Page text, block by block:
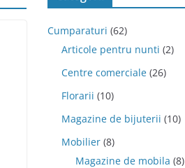
Cumparaturi (62)
Articole pentru nunti (2)
Centre comerciale (26)
Florarii (10)
Magazine de bijuterii (10)
Mobilier (8)
Magazine de mobila (8)